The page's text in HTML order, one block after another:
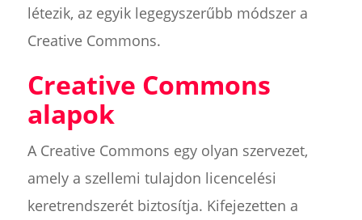
létezik, az egyik legegyszerűbb módszer a
Creative Commons.
Creative Commons
alapok
A Creative Commons egy olyan szervezet,
amely a szellemi tulajdon licencelési
keretrendszerét biztosítja. Kifejezetten a